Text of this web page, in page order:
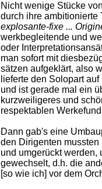
Nicht wenige Stücke
durch ihre ambitionierte
explosante-fixe ...
werkbegleitende und
oder
man sofort mit
sätzen aufgeklärt, also
lieferte den Solopart
und ist gerade mal ein
kurzweiligeres und
respektablen
Dann gab's eine
den Dirigenten
und umgerückt werden,
gewechselt, d.h. die
[so wie ich] vor dem